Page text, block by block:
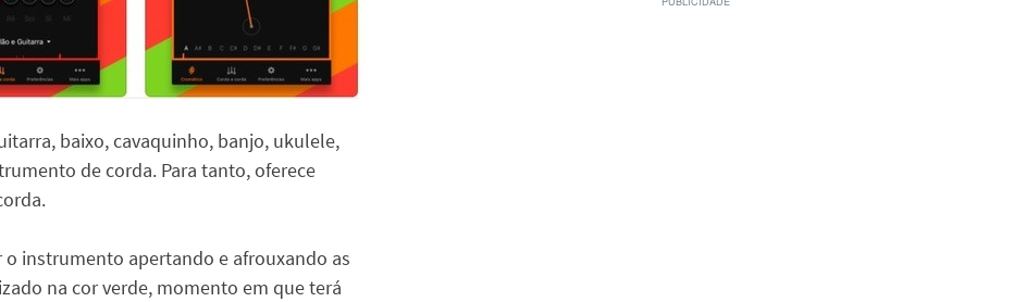
baixo, cavaquinho, banjo, ukulele,
de corda. Para tanto, oferece
instrumento apertando e afrouxando as
na cor verde, momento em que terá